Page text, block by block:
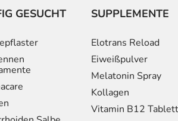
GESUCHT SUPPLEMENTE
Elotrans Reload
Eiweißpulver
Melatonin Spray
Kollagen
Vitamin B12